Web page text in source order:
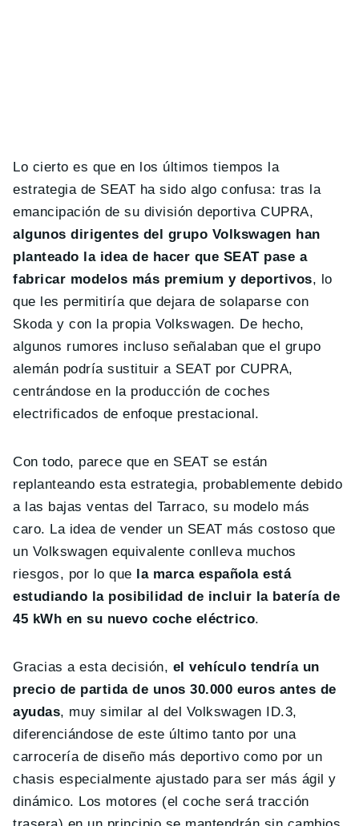
Lo cierto es que en los últimos tiempos la
estrategia de SEAT ha sido algo confusa: tras la
emancipación de su división deportiva CUPRA,
algunos dirigentes del grupo Volkswagen han
planteado la idea de hacer que SEAT pase a
fabricar modelos más premium y deportivos, lo
que les permitiría que dejara de solaparse con
Skoda y con la propia Volkswagen. De hecho,
algunos rumores incluso señalaban que el grupo
alemán podría sustituir a SEAT por CUPRA,
centrándose en la producción de coches
electrificados de enfoque prestacional.
Con todo, parece que en SEAT se están
replanteando esta estrategia, probablemente debido
a las bajas ventas del Tarraco, su modelo más
caro. La idea de vender un SEAT más costoso que
un Volkswagen equivalente conlleva muchos
riesgos, por lo que la marca española está
estudiando la posibilidad de incluir la batería de
45 kWh en su nuevo coche eléctrico.
Gracias a esta decisión, el vehículo tendría un
precio de partida de unos 30.000 euros antes de
ayudas, muy similar al del Volkswagen ID.3,
diferenciándose de este último tanto por una
carrocería de diseño más deportivo como por un
chasis especialmente ajustado para ser más ágil y
dinámico. Los motores (el coche será tracción